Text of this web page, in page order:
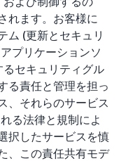
れます。お客様に
ム (更新とセキュリ
プリケーションソ
るセキュリティグル
る責任と管理を担っ
、それらのサービス
る法律と規制によ
択したサービスを慎
、この責任共有モデ